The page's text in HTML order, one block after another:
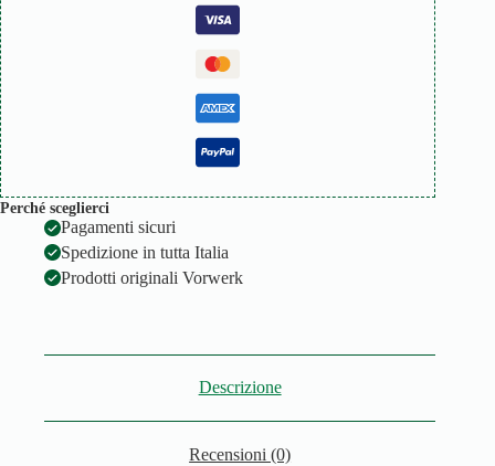
Perché sceglierci
Pagamenti sicuri
Spedizione in tutta Italia
Prodotti originali Vorwerk
Descrizione
Recensioni (0)